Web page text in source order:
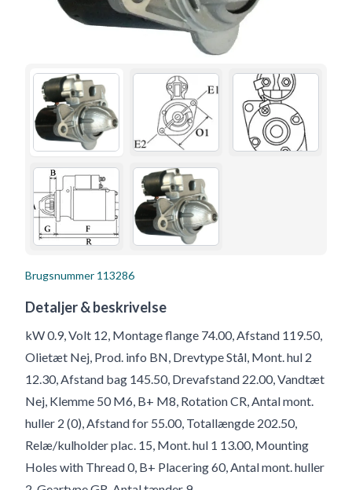
Brugsnummer 113286
Detaljer & beskrivelse
kW 0.9, Volt 12, Montage flange 74.00, Afstand 119.50,
Olietæt Nej, Prod. info BN, Drevtype Stål, Mont. hul 2
12.30, Afstand bag 145.50, Drevafstand 22.00, Vandtæt
Nej, Klemme 50 M6, B+ M8, Rotation CR, Antal mont.
huller 2 (0), Afstand for 55.00, Totallængde 202.50,
Relæ/kulholder plac. 15, Mont. hul 1 13.00, Mounting
Holes with Thread 0, B+ Placering 60, Antal mont. huller